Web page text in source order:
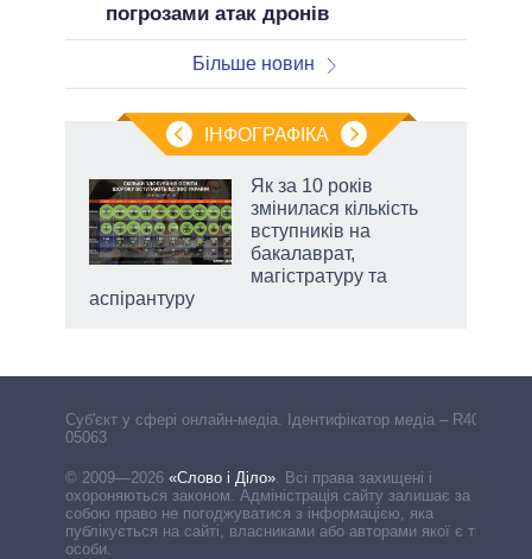
погрозами атак дронів
Більше новин
ІНФОГРАФІКА
Як за 10 років
змінилася кількість
вступників на
бакалаврат,
магістратуру та
аспірантуру
Cуб'єкт у сфері онлайн-медіа. Ідентифікатор медіа – R40-
05063
© 2009—2026 «Слово і Діло»
Всі права захищені і
охороняються законом. Адміністрація сайту залишає за
собою право не погоджуватися з інформацією, яка
публікується на сайті, власниками або авторами якої є треті
особи.